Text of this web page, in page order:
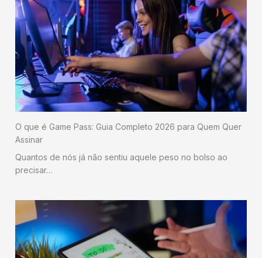
O que é Game Pass: Guia Completo 2026 para Quem Quer
Assinar
Quantos de nós já não sentiu aquele peso no bolso ao
precisar…